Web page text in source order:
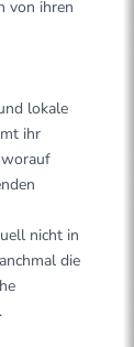
von ihren
lokale
ihr
nicht in
die